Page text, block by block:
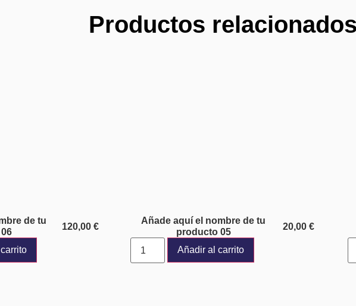
Productos
de tu
120,00€
Añade aquí el nombre de tu
producto 05
20,00€
Añadir al carrito